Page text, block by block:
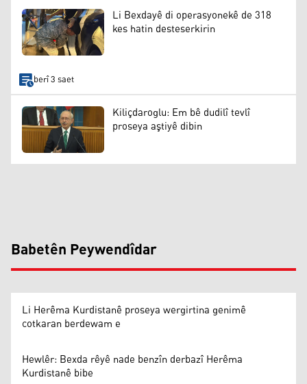
Li Bexdayê di operasyonekê de 318
kes hatin desteserkirin
berî 3 saet
Kiliçdaroglu: Em bê dudilî tevlî
proseya aştiyê dibin
Babetên Peywendîdar
Li Herêma Kurdistanê proseya wergirtina genimê
cotkaran berdewam e
Hewlêr: Bexda rêyê nade benzîn derbazî Herêma
Kurdistanê bibe